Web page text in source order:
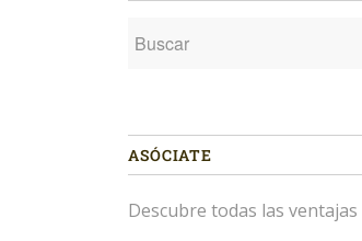
ASÓCIATE
Descubre todas las ventajas